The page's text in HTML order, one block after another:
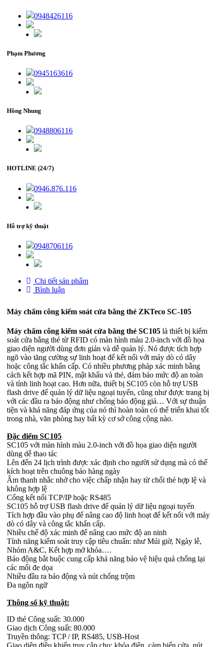
0948426116
Phạm Phương
0945163616
Hồng Nhung
0948806116
HOTLINE (24/7)
0946.876.116
Hỗ trợ kỹ thuật
0948706116
Chi tiết sản phẩm
Bình luận
Máy chấm công kiểm soát cửa bằng thẻ ZKTeco SC-105
Máy chấm công kiểm soát cửa bằng thẻ SC105 là thiết bị kiểm
soát cửa bằng thẻ từ RFID có màn hình màu 2.0-inch với đồ họa
giao diện người dùng đơn giản và dễ quản lý. Nó được tích hợp
ngõ vào tăng cường sự linh hoạt để kết nối với máy dò có dây
hoặc công tắc khẩn cấp. Có nhiều phương pháp xác minh bằng
cách kết hợp mã PIN, mật khẩu và thẻ, đảm bảo mức độ an toàn
và tính linh hoạt cao. Hơn nữa, thiết bị SC105 còn hỗ trợ USB
flash drive để quản lý dữ liệu ngoại tuyến, cũng như được trang bị
với các đầu ra báo động như chống báo động giả… Với sự thuận
tiện và khả năng đáp ứng của nó thì hoàn toàn có thể triển khai tốt
trong nhà, văn phòng hay bất kỳ cơ sở công cộng nào.
Đặc điểm SC105
SC105 với màn hình màu 2.0-inch với đồ họa giao diện người
dùng dễ thao tác
Lên đến 24 lịch trình được xác định cho người sử dụng mà có thể
kích hoạt trên chuông báo hàng ngày
Âm thanh nhắc nhở cho việc chấp nhận hay từ chối thẻ hợp lệ và
không hợp lệ
Cổng kết nối TCP/IP hoặc RS485
SC105 hỗ trợ USB flash drive để quản lý dữ liệu ngoại tuyến
Tích hợp đầu vào phụ để nâng cao độ linh hoạt để kết nối với máy
dò có dây và công tắc khẩn cấp.
Nhiều chế độ xác minh để nâng cao mức độ an ninh
Tính năng kiểm soát truy cập tiêu chuẩn: như Múi giờ, Ngày lễ,
Nhóm A&C, Kết hợp mở khóa….
Báo động bắt buộc cung cấp khả năng bảo vệ hiệu quả chống lại
các mối đe dọa
Nhiều đầu ra báo động và nút chống trộm
Đa ngôn ngữ
Thông số kỹ thuật:
ID thẻ Công suất: 30.000
Giao dịch Công suất: 80.000
Truyền thông: TCP / IP, RS485, USB-Host
Giao diện điều khiển truy cập cho: khóa điện, cảm biến cửa, nút